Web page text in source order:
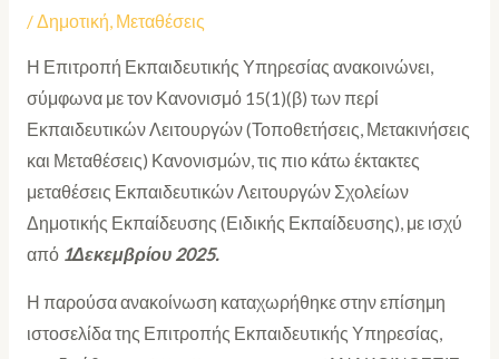
/Δημοτική, Μεταθέσεις
Η Επιτροπή Εκπαιδευτικής Υπηρεσίας ανακοινώνει,
σύμφωνα με τον Κανονισμό 15(1)(β) των περί
Εκπαιδευτικών Λειτουργών (Τοποθετήσεις, Μετακινήσεις
και Μεταθέσεις) Κανονισμών, τις πιο κάτω έκτακτες
μεταθέσεις Εκπαιδευτικών Λειτουργών Σχολείων
Δημοτικής Εκπαίδευσης (Ειδικής Εκπαίδευσης), με ισχύ
από 1Δεκεμβρίου2025.
Η παρούσα ανακοίνωση καταχωρήθηκε στην επίσημη
ιστοσελίδα της Επιτροπής Εκπαιδευτικής Υπηρεσίας,